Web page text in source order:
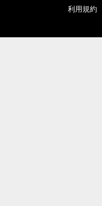
利用規約